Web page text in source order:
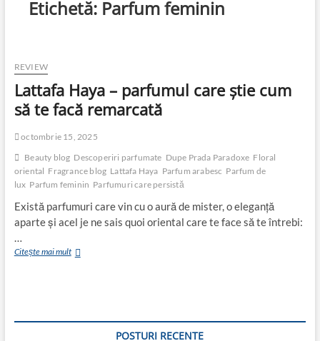
Etichetă: Parfum feminin
REVIEW
Lattafa Haya – parfumul care știe cum
să te facă remarcată
octombrie 15, 2025
Beauty blog Descoperiri parfumate Dupe Prada Paradoxe Floral
oriental Fragrance blog Lattafa Haya Parfum arabesc Parfum de
lux Parfum feminin Parfumuri care persistă
Există parfumuri care vin cu o aură de mister, o eleganță
aparte și acel je ne sais quoi oriental care te face să te întrebi:
…
Citește mai multLattafa
POSTURI RECENTE